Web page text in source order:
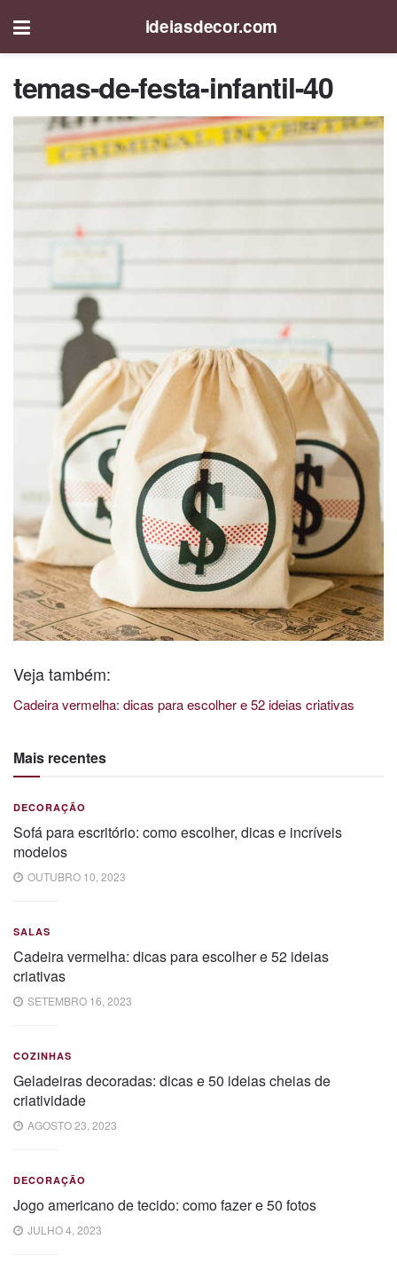
ideiasdecor.com
temas-de-festa-infantil-40
Veja também:
Cadeira vermelha: dicas para escolher e 52 ideias criativas
Mais recentes
DECORAÇÃO
Sofá para escritório: como escolher, dicas e incríveis
modelos
OUTUBRO 10, 2023
SALAS
Cadeira vermelha: dicas para escolher e 52 ideias
criativas
SETEMBRO 16, 2023
COZINHAS
Geladeiras decoradas: dicas e 50 ideias cheias de
criatividade
AGOSTO 23, 2023
DECORAÇÃO
Jogo americano de tecido: como fazer e 50 fotos
JULHO 4, 2023